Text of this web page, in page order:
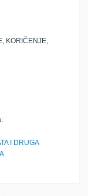
KORIČENJE,
I DRUGA